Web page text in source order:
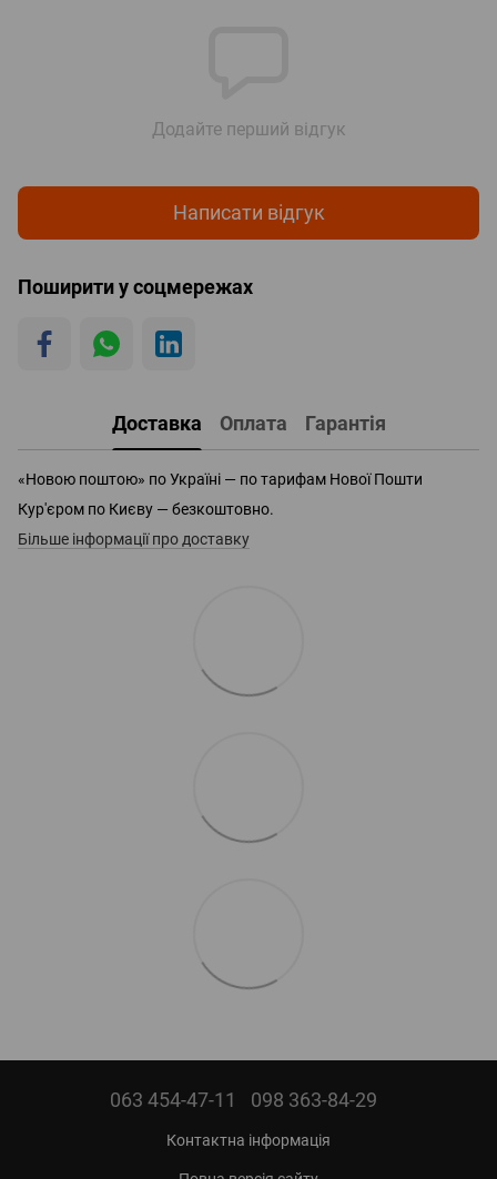
Додайте перший відгук
Написати відгук
Поширити у соцмережах
Доставка Оплата Гарантія
«Новою поштою» по Україні — по тарифам Нової Пошти
Кур'єром по Києву — безкоштовно.
Більше інформації про доставку
063 454-47-11 098 363-84-29
Контактна інформація